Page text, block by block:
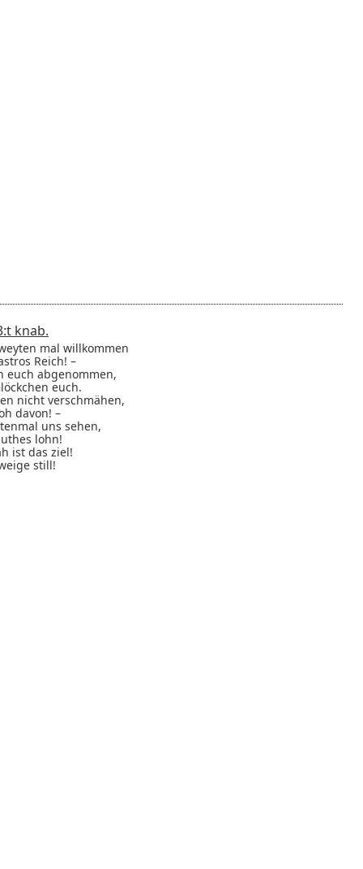
t knab.
mal willkommen
Reich! –
euch abgenommen,
euch.
nicht verschmähen,
davon! –
uns sehen,
lohn!
ist das ziel!
still!